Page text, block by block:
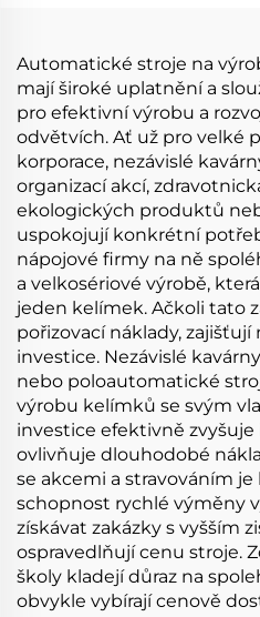
Automatické stroje na
mají široké uplatnění a
pro efektivní výrobu a
odvětvích. Ať už pro velké
korporace, nezávislé
organizací akcí,
ekologických produktů
uspokojují konkrétní
nápojové firmy na ně
a velkosériové výrobě,
jeden kelímek. Ačkoli tato
pořizovací náklady,
investice. Nezávislé
nebo poloautomatické
výrobu kelímků se svým
investice efektivně zvyšuje
ovlivňuje dlouhodobé
se akcemi a stravováním
schopnost rychlé výměny
získávat zakázky s vyšším
ospravedlňují cenu stroje.
školy kladejí důraz na
obvykle vybírají cenově